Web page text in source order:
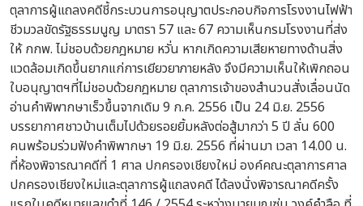
ตุลาการผู้แถลงคดีชี้กระบวนการอนุญาตประกอบกิจการโรงงานไฟฟ้า
ชีวมวลขัดรัฐธรรมนูญ มาตรา 57 และ 67 ความเห็นกรมโรงงานที่ส่ง
ให้ กกพ. ไม่ชอบด้วยกฎหมาย หวั่น หากเกิดความเสียหายทางด้านสิ่ง
แวดล้อมเกิดขึ้นยากแก่การเยียวยาภายหลัง จึงมีความเห็นให้เพิกถอน
ใบอนุญาตฯที่ไม่ชอบด้วยกฎหมาย ตุลาการเจ้าของสำนวนสั่งเลื่อนนัด
อ่านคำพิพากษาเร็วขึ้นจากเดิม 9 ก.ค. 2556 เป็น 24 มิ.ย. 2556
บรรยากาศชาวบ้านเต็มไปด้วยรอยยิ้มหลังต่อสู้มากว่า 5 ปี ลั่น 600
คนพร้อมร่วมฟังคำพิพากษา 19 มิ.ย. 2556 ที่ผ่านมา เวลา 14.00 น.
ที่ห้องพิจารณาคดีที่ 1 ศาล ปกครองเชียงใหม่ องค์คณะตุลาการศาล
ปกครองเชียงใหม่และตุลาการผู้แถลงคดี ได้ลงนั่งพิจารณาคดีครั้ง